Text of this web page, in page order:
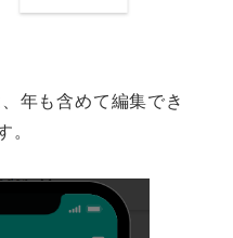
年も含めて編集でき
。